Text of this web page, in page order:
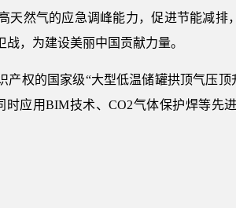
天然气的应急调峰能力，促进节能减
，为建设美丽中国贡献力量。
产权的国家级“大型低温储罐拱顶气压
时应用BIM技术、CO2气体保护焊等先